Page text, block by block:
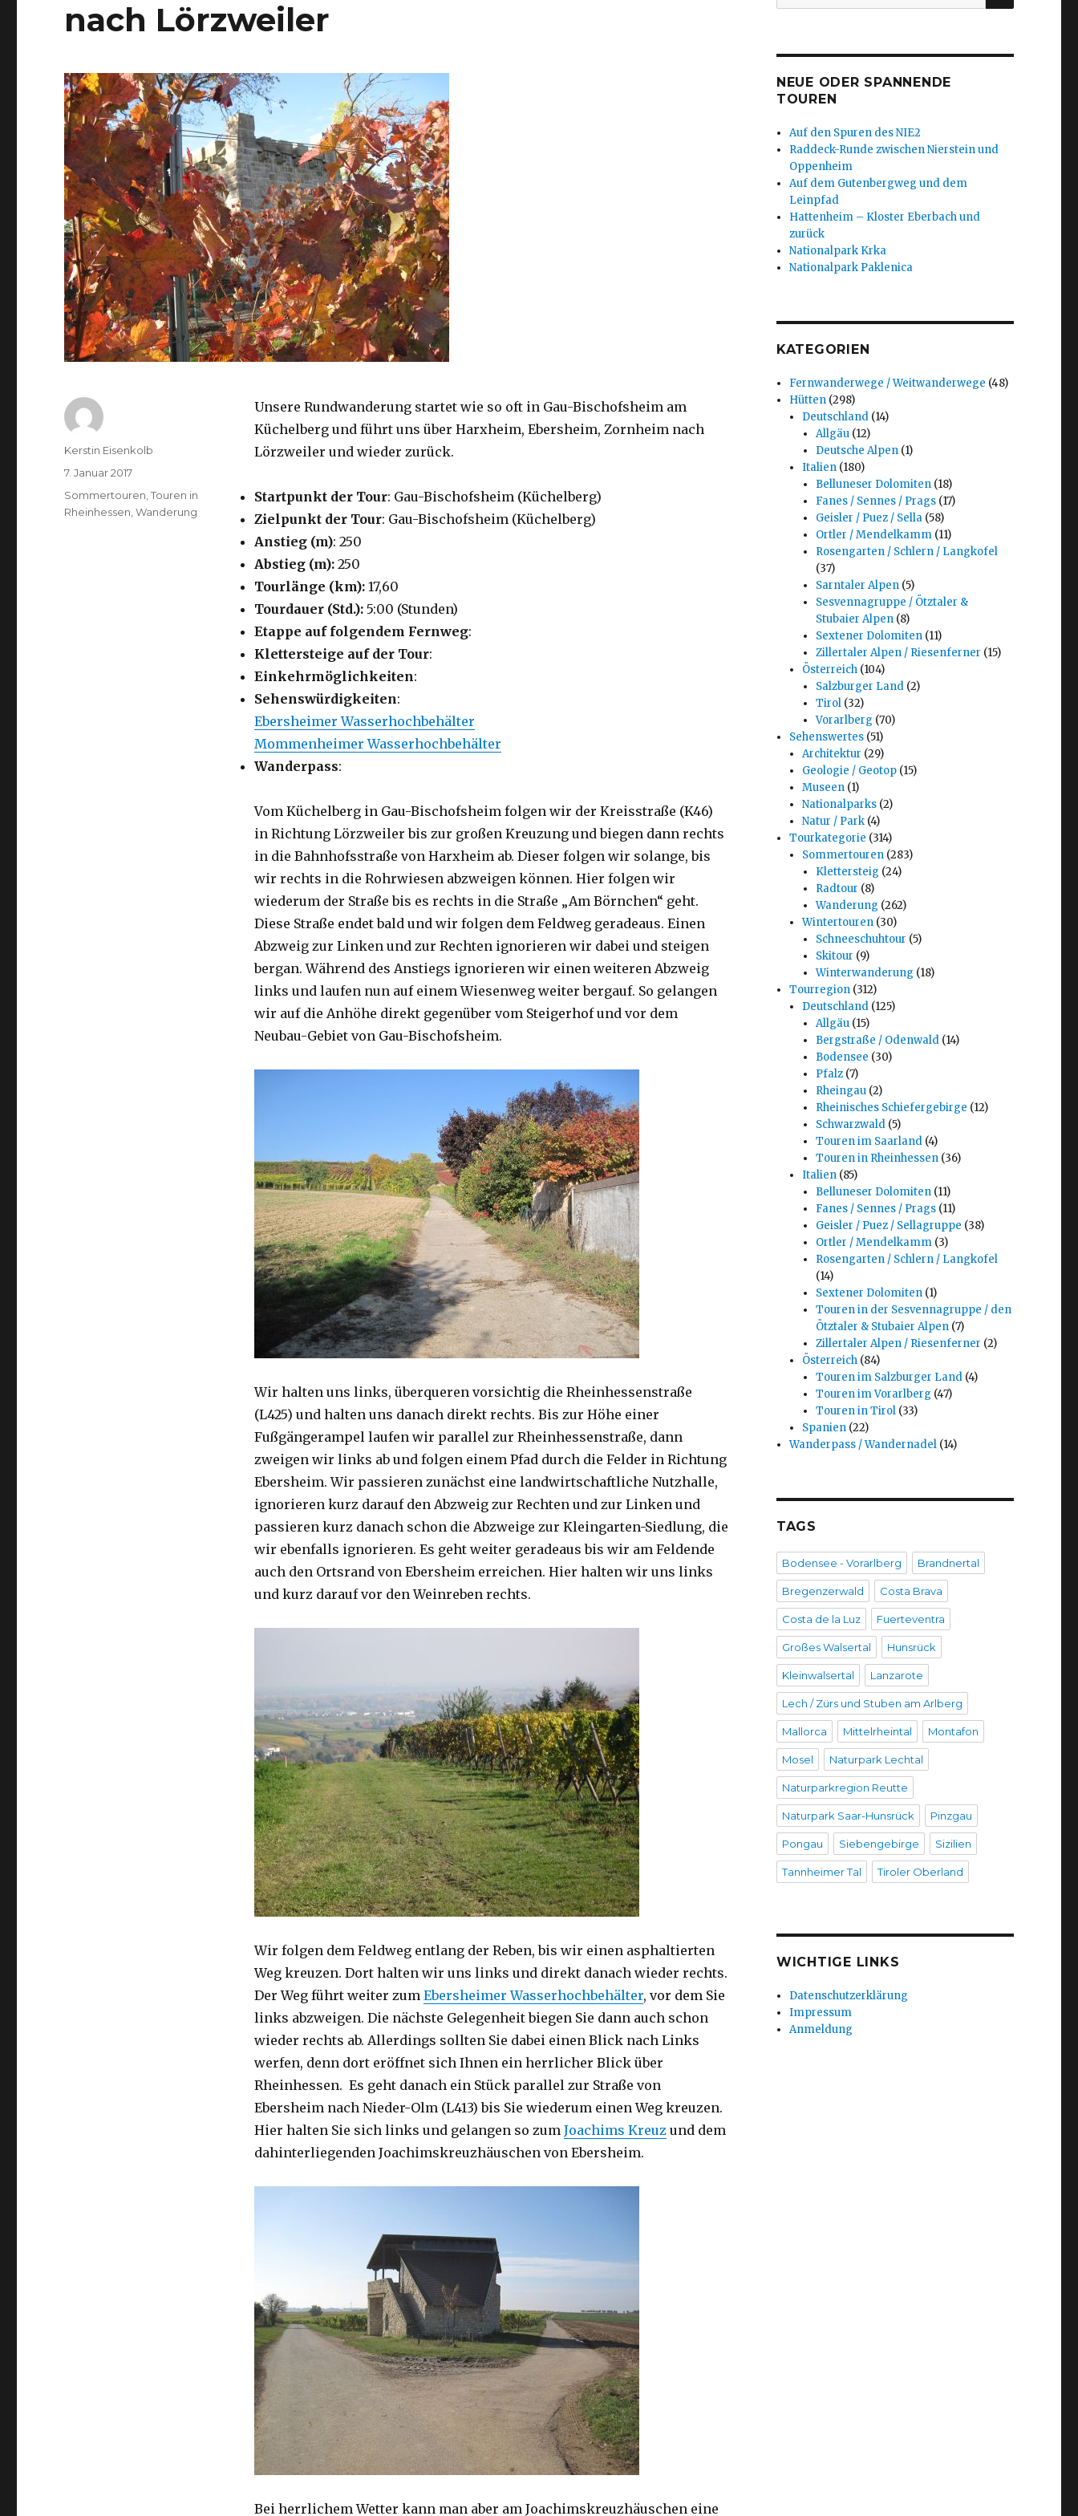
nach Lörzweiler
Unsere Rundwanderung startet wie so oft in Gau-Bischofsheim am
Küchelberg und führt uns über Harxheim, Ebersheim, Zornheim nach
Lörzweiler und wieder zurück.
Startpunkt der Tour: Gau-Bischofsheim (Küchelberg)
Zielpunkt der Tour: Gau-Bischofsheim (Küchelberg)
Anstieg (m): 250
Abstieg (m):250
Tourlänge (km): 17,60
Tourdauer (Std.):5:00 (Stunden)
Etappe auf folgendem Fernweg:
Klettersteige auf der Tour:
Einkehrmöglichkeiten:
Sehenswürdigkeiten:
Ebersheimer Wasserhochbehälter
Mommenheimer Wasserhochbehälter
Wanderpass:
Vom Küchelberg in Gau-Bischofsheim folgen wir der Kreisstraße (K46)
in Richtung Lörzweiler bis zur großen Kreuzung und biegen dann rechts
in die Bahnhofsstraße von Harxheim ab. Dieser folgen wir solange, bis
wir rechts in die Rohrwiesen abzweigen können. Hier folgen wir
wiederum der Straße bis es rechts in die Straße „Am Börnchen“ geht.
Diese Straße endet bald und wir folgen dem Feldweg geradeaus. Einen
Abzweig zur Linken und zur Rechten ignorieren wir dabei und steigen
bergan. Während des Anstiegs ignorieren wir einen weiteren Abzweig
links und laufen nun auf einem Wiesenweg weiter bergauf. So gelangen
wir auf die Anhöhe direkt gegenüber vom Steigerhof und vor dem
Neubau-Gebiet von Gau-Bischofsheim.
Wir halten uns links, überqueren vorsichtig die Rheinhessenstraße
(L425) und halten uns danach direkt rechts. Bis zur Höhe einer
Fußgängerampel laufen wir parallel zur Rheinhessenstraße, dann
zweigen wir links ab und folgen einem Pfad durch die Felder in Richtung
Ebersheim. Wir passieren zunächst eine landwirtschaftliche Nutzhalle,
ignorieren kurz darauf den Abzweig zur Rechten und zur Linken und
passieren kurz danach schon die Abzweige zur Kleingarten-Siedlung, die
wir ebenfalls ignorieren. Es geht weiter geradeaus bis wir am Feldende
auch den Ortsrand von Ebersheim erreichen. Hier halten wir uns links
und kurz darauf vor den Weinreben rechts.
Wir folgen dem Feldweg entlang der Reben, bis wir einen asphaltierten
Weg kreuzen. Dort halten wir uns links und direkt danach wieder rechts.
Der Weg führt weiter zum Ebersheimer Wasserhochbehälter, vor dem Sie
links abzweigen. Die nächste Gelegenheit biegen Sie dann auch schon
wieder rechts ab. Allerdings sollten Sie dabei einen Blick nach Links
werfen, denn dort eröffnet sich Ihnen ein herrlicher Blick über
Rheinhessen. Es geht danach ein Stück parallel zur Straße von
Ebersheim nach Nieder-Olm (L413) bis Sie wiederum einen Weg kreuzen.
Hier halten Sie sich links und gelangen so zum Joachims Kreuzund dem
dahinterliegenden Joachimskreuzhäuschen von Ebersheim.
Bei herrlichem Wetter kann man aber am Joachimskreuzhäuschen eine
Autor
Kerstin Eisenkolb
Veröffentlicht
7. Januar 2017
Kategorien
Sommertouren ,Touren in
Rheinhessen ,Wanderung
nach:
NEUE ODER SPANNENDE
TOUREN
Auf den Spuren des NIE2
Raddeck-Runde zwischen Nierstein und
Oppenheim
Auf dem Gutenbergweg und dem
Leinpfad
Hattenheim – Kloster Eberbach und
zurück
Nationalpark Krka
Nationalpark Paklenica
KATEGORIEN
Fernwanderwege / Weitwanderwege (48)
Hütten (298)
Deutschland (14)
Allgäu(12)
Deutsche Alpen(1)
Italien (180)
Belluneser Dolomiten(18)
Fanes / Sennes / Prags(17)
Geisler / Puez / Sella(58)
Ortler / Mendelkamm(11)
Rosengarten / Schlern / Langkofel
(37)
Sarntaler Alpen(5)
Sesvennagruppe / Ötztaler &
Stubaier Alpen(8)
Sextener Dolomiten(11)
Zillertaler Alpen / Riesenferner (15)
Österreich (104)
Salzburger Land(2)
Tirol(32)
Vorarlberg (70)
Sehenswertes (51)
Architektur (29)
Geologie / Geotop (15)
Museen (1)
Nationalparks (2)
Natur / Park (4)
Tourkategorie (314)
Sommertouren (283)
Klettersteig (24)
Radtour (8)
Wanderung (262)
Wintertouren (30)
Schneeschuhtour (5)
Skitour (9)
Winterwanderung (18)
Tourregion (312)
Deutschland (125)
Allgäu(15)
Bergstraße / Odenwald(14)
Bodensee (30)
Pfalz(7)
Rheingau(2)
Rheinisches Schiefergebirge (12)
Schwarzwald(5)
Touren im Saarland(4)
Touren in Rheinhessen(36)
Italien (85)
Belluneser Dolomiten(11)
Fanes / Sennes / Prags(11)
Geisler / Puez / Sellagruppe (38)
Ortler / Mendelkamm(3)
Rosengarten / Schlern / Langkofel
(14)
Sextener Dolomiten(1)
Touren in der Sesvennagruppe / den
Ötztaler & Stubaier Alpen(7)
Zillertaler Alpen / Riesenferner (2)
Österreich (84)
Touren im Salzburger Land(4)
Touren im Vorarlberg (47)
Touren in Tirol(33)
Spanien (22)
Wanderpass / Wandernadel (14)
TAGS
Bodensee - Vorarlberg Brandnertal
Bregenzerwald Costa Brava
Costa de la Luz Fuerteventra
Großes Walsertal Hunsrück
Kleinwalsertal Lanzarote
Lech / Zürs und Stuben am Arlberg
Mallorca Mittelrheintal Montafon
Mosel Naturpark Lechtal
Naturparkregion Reutte
Naturpark Saar-Hunsrück Pinzgau
Pongau Siebengebirge Sizilien
Tannheimer Tal Tiroler Oberland
WICHTIGE LINKS
Datenschutzerklärung
Impressum
Anmeldung